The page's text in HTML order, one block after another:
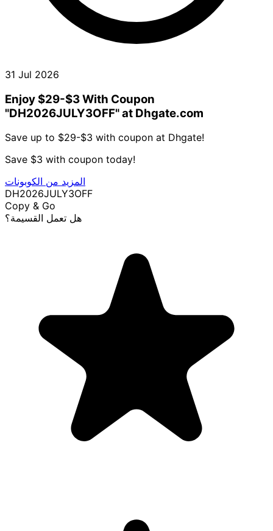
31 Jul 2026
Enjoy $29-$3 With Coupon
"DH2026JULY3OFF" at Dhgate.com
Save up to $29-$3 with coupon at Dhgate!
Save $3 with coupon today!
المزيد من الكوبونات
DH2026JULY3OFF
Copy & Go
هل تعمل القسيمة؟